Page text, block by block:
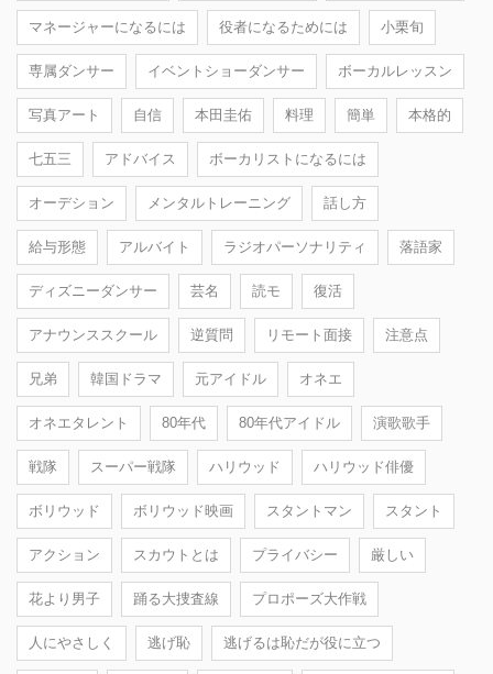
マネージャーになるには 役者になるためには 小栗旬
専属ダンサー イベントショーダンサー ボーカルレッスン
写真アート 自信 本田圭佑 料理 簡単 本格的
七五三 アドバイス ボーカリストになるには
オーデション メンタルトレーニング 話し方
給与形態 アルバイト ラジオパーソナリティ 落語家
ディズニーダンサー 芸名 読モ 復活
アナウンススクール 逆質問 リモート面接 注意点
兄弟 韓国ドラマ 元アイドル オネエ
オネエタレント 80年代 80年代アイドル 演歌歌手
戦隊 スーパー戦隊 ハリウッド ハリウッド俳優
ボリウッド ボリウッド映画 スタントマン スタント
アクション スカウトとは プライバシー 厳しい
花より男子 踊る大捜査線 プロポーズ大作戦
人にやさしく 逃げ恥 逃げるは恥だが役に立つ